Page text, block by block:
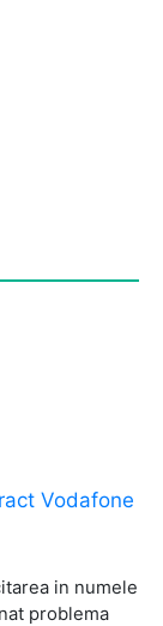
Vodafone
in numele
problema